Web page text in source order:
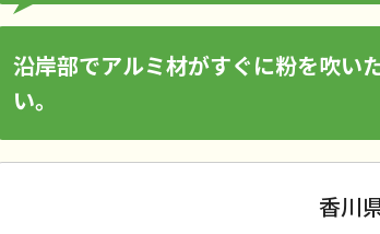
沿岸部でアルミ材がすぐに粉を吹い
い。
香川